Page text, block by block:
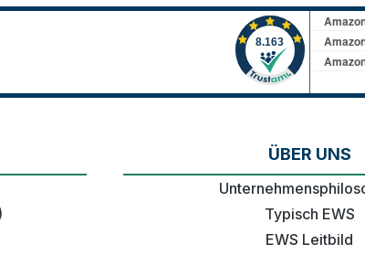
ÜBER UNS
Typisch EWS
EWS Leitbild